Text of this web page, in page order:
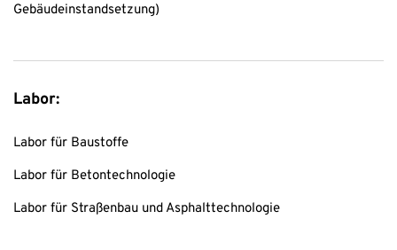
Gebäudeinstandsetzung)
Labor:
Labor für Baustoffe
Labor für Betontechnologie
Labor für Straßenbau und Asphalttechnologie